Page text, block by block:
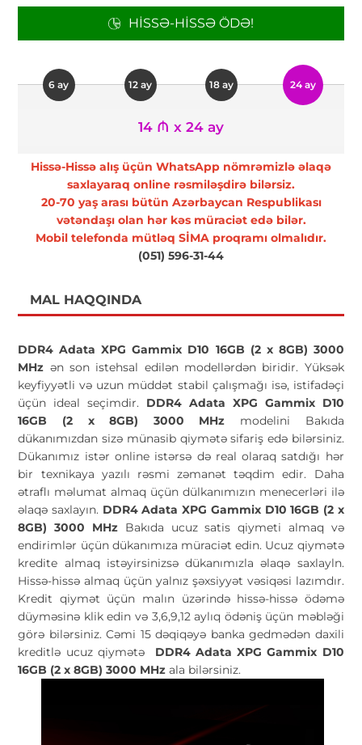
HISSƏ-HISSƏ ÖDƏ!
6 ay 12 ay 18 ay 24 ay
14 ₼ x 24 ay
Hissə-Hissə alış üçün WhatsApp nömrəmizlə əlaqə
saxlayaraq online rəsmiləşdirə bilərsiz.
20-70 yaş arası bütün Azərbaycan Respublikası
vətəndaşı olan hər kəs müraciət edə bilər.
Mobil telefonda mütləq SİMA proqramı olmalıdır.
(051) 596-31-44
MAL HAQQINDA
DDR4 Adata XPG Gammix D10 16GB (2 x 8GB) 3000
MHz ən son istehsal edilən modellərdən biridir. Yüksək
keyfiyyətli və uzun müddət stabil çalışmağı isə, istifadəçi
üçün ideal seçimdir. DDR4 Adata XPG Gammix D10
16GB (2 x 8GB) 3000 MHz modelini Bakıda
dükanımızdan sizə münasib qiymətə sifariş edə bilərsiniz.
Dükanımız istər online istərsə də real olaraq satdığı hər
bir texnikaya yazılı rəsmi zəmanət təqdim edir. Daha
ətraflı məlumat almaq üçün dülkanımızın menecerləri ilə
əlaqə saxlayın. DDR4 Adata XPG Gammix D10 16GB (2 x
8GB) 3000 MHz Bakıda ucuz satis qiymeti almaq və
endirimlər üçün dükanımıza müraciət edin. Ucuz qiymətə
kredite almaq istəyirsinizsə dükanımızla əlaqə saxlayln.
Hissə-hissə almaq üçün yalnız şəxsiyyət vəsiqəsi lazımdır.
Kredit qiymət üçün malın üzərində hissə-hissə ödəmə
düyməsinə klik edin və 3,6,9,12 aylıq ödəniş üçün məbləği
görə bilərsiniz. Cəmi 15 dəqiqəyə banka gedmədən daxili
kreditlə ucuz qiymətə DDR4 Adata XPG Gammix D10
16GB (2 x 8GB) 3000 MHzala bilərsiniz.